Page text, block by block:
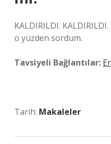
KALDIRILDI.
o yüzden sordum.
Tavsiyeli Bağlantılar:
Tarih: Makaleler